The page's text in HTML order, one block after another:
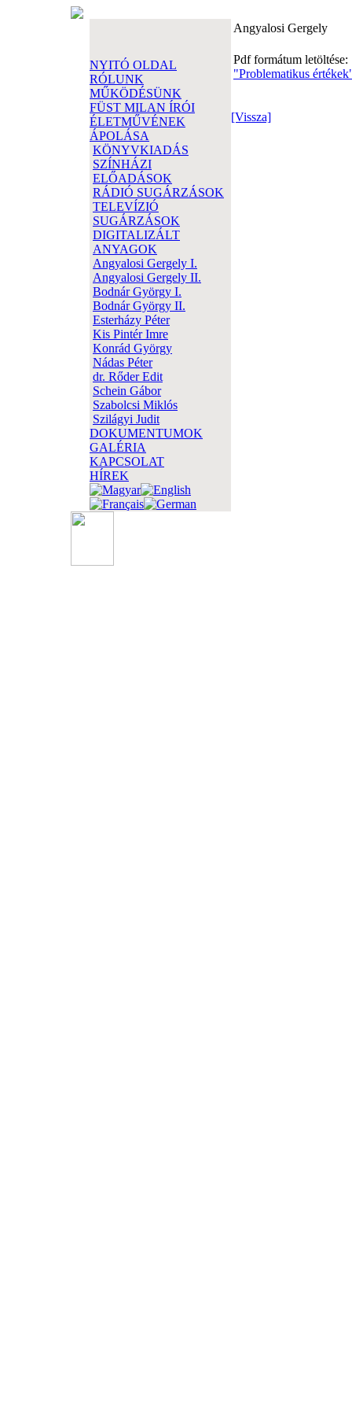
NYITÓ OLDAL
RÓLUNK
MŰKÖDÉSÜNK
FÜST MILAN ÍRÓI
ÉLETMŰVÉNEK
ÁPOLÁSA
KÖNYVKIADÁS
SZÍNHÁZI
ELŐADÁSOK
RÁDIÓ SUGÁRZÁSOK
TELEVÍZIÓ
SUGÁRZÁSOK
DIGITALIZÁLT
ANYAGOK
Angyalosi Gergely I.
Angyalosi Gergely II.
Bodnár György I.
Bodnár György II.
Esterházy Péter
Kis Pintér Imre
Konrád György
Nádas Péter
dr. Rőder Edit
Schein Gábor
Szabolcsi Miklós
Szilágyi Judit
DOKUMENTUMOK
GALÉRIA
KAPCSOLAT
HÍREK
Angyalosi Gergely
Pdf formátum letöltése:
"Problematikus
[Vissza]